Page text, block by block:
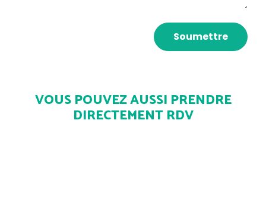
VOUS POUVEZ AUSSI PRENDRE
DIRECTEMENT RDV